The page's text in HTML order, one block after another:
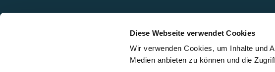
Diese Webseite verwendet Cookies
Wir verwenden Cookies, um Inhalte und
Medien anbieten zu können und die